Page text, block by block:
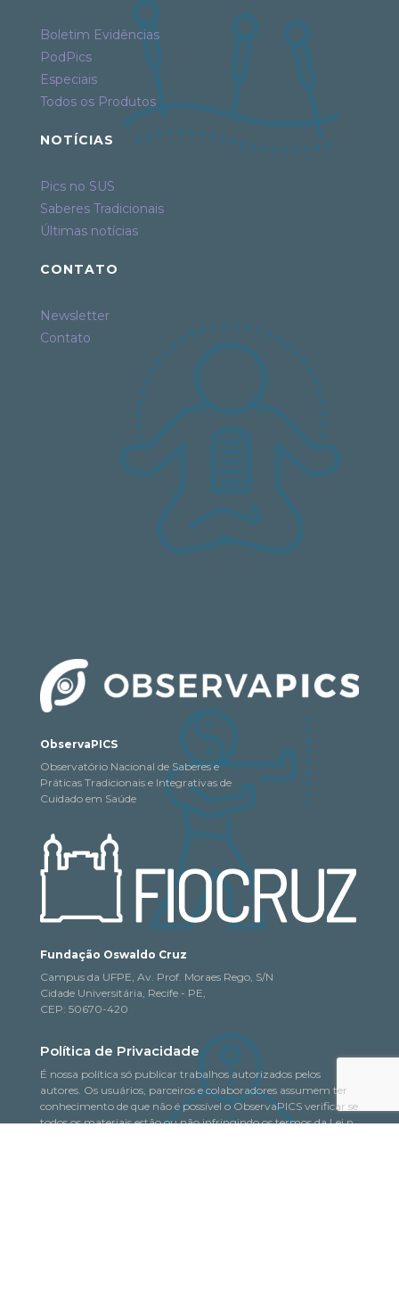
Boletim Evidências
PodPics
Especiais
Todos os Produtos
NOTÍCIAS
Pics no SUS
Saberes Tradicionais
Últimas notícias
CONTATO
Newsletter
Contato
ObservaPICS
Observatório Nacional de Saberes e
Práticas Tradicionais e Integrativas de
Cuidado em Saúde
Fundação Oswaldo Cruz
Campus da UFPE, Av. Prof. Moraes Rego, S/N
Cidade Universitária, Recife - PE,
CEP: 50670-420
Política de Privacidade
É nossa política só publicar trabalhos autorizados pelos
autores. Os usuários, parceiros e colaboradores assumem ter
conhecimento de que não é possível o ObservaPICS verificar se
todos os materiais estão ou não infringindo os termos da Lei n.